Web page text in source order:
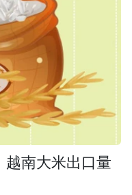
越南大米出口量